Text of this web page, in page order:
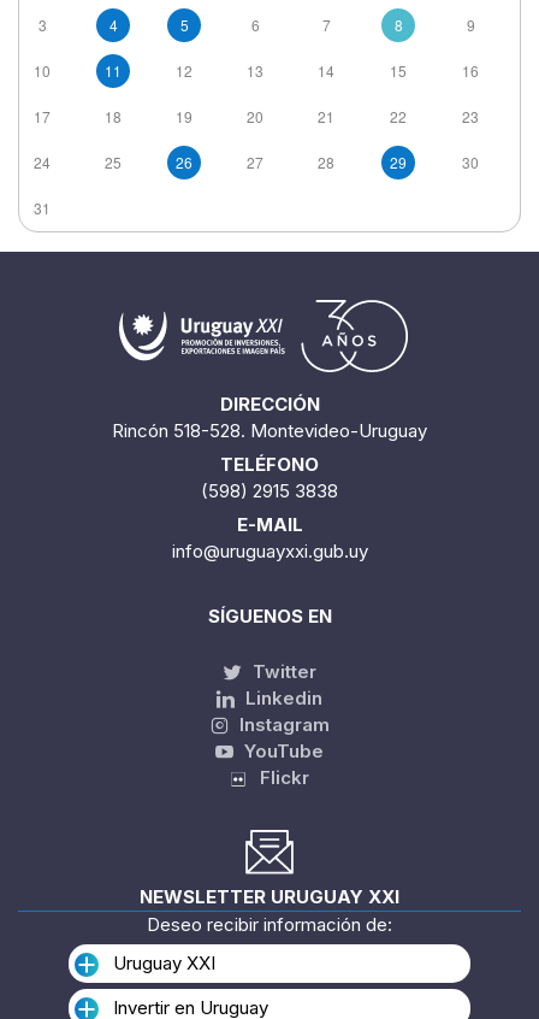
3 4 5 6 7 8 9
10 11 12 13 14 15 16
17 18 19 20 21 22 23
24 25 26 27 28 29 30
31
DIRECCIÓN
Rincón 518-528. Montevideo-Uruguay
TELÉFONO
(598) 2915 3838
E-MAIL
info@uruguayxxi.gub.uy
SÍGUENOS EN
Twitter
Linkedin
Instagram
YouTube
Flickr
NEWSLETTER URUGUAY XXI
Deseo recibir información de:
Uruguay XXI
Invertir en Uruguay